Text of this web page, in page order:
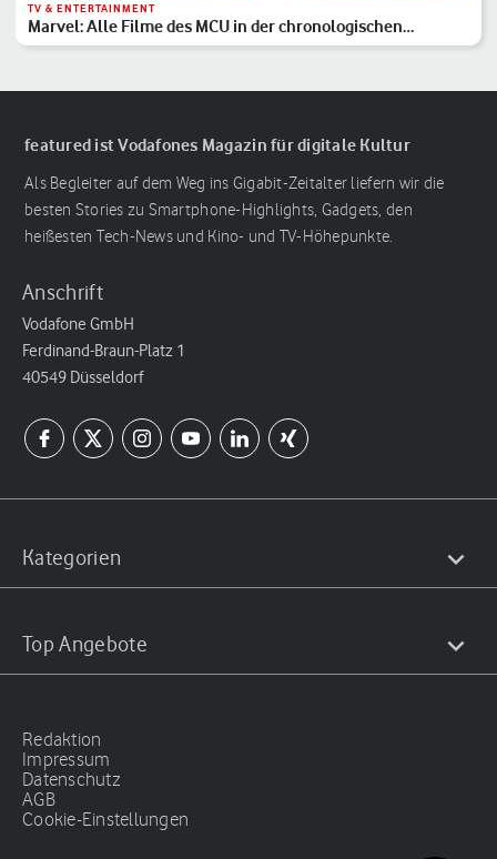
TV & ENTERTAINMENT
Marvel: Alle Filme des MCU in der chronologischen
Reihenfolge
featured ist Vodafones Magazin für digitale Kultur
Als Begleiter auf dem Weg ins Gigabit-Zeitalter liefern wir die
besten Stories zu Smartphone-Highlights, Gadgets, den
heißesten Tech-News und Kino- und TV-Höhepunkte.
Anschrift
Vodafone GmbH
Ferdinand-Braun-Platz 1
40549 Düsseldorf
Kategorien
Top Angebote
Redaktion
Impressum
Datenschutz
AGB
Cookie-Einstellungen